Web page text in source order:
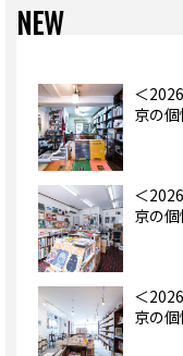
NEW
＜
京の
＜
京の
＜
京の